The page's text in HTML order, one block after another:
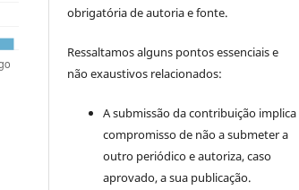
obrigatória de autoria e fonte.
Ressaltamos alguns pontos essenciais e
não exaustivos relacionados:
A submissão da contribuição implica
compromisso de não a submeter a
outro periódico e autoriza, caso
aprovado, a sua publicação.